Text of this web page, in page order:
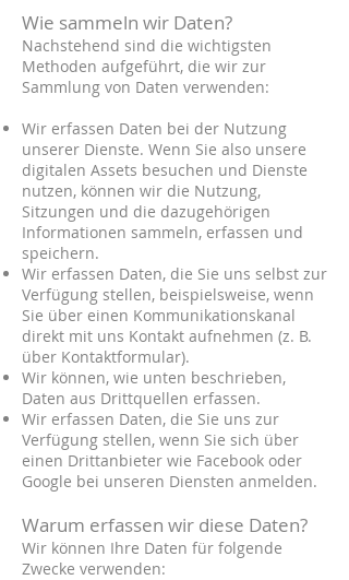
Wie sammeln wir Daten?
Nachstehend sind die wichtigsten
Methoden aufgeführt, die wir zur
Sammlung von Daten verwenden:
Wir erfassen Daten bei der Nutzung
unserer Dienste. Wenn Sie also unsere
digitalen Assets besuchen und Dienste
nutzen, können wir die Nutzung,
Sitzungen und die dazugehörigen
Informationen sammeln, erfassen und
speichern.
Wir erfassen Daten, die Sie uns selbst zur
Verfügung stellen, beispielsweise, wenn
Sie über einen Kommunikationskanal
direkt mit uns Kontakt aufnehmen (z. B.
über Kontaktformular).
Wir können, wie unten beschrieben,
Daten aus Drittquellen erfassen.
Wir erfassen Daten, die Sie uns zur
Verfügung stellen, wenn Sie sich über
einen Drittanbieter wie Facebook oder
Google bei unseren Diensten anmelden.
Warum erfassen wir diese Daten?
Wir können Ihre Daten für folgende
Zwecke verwenden: